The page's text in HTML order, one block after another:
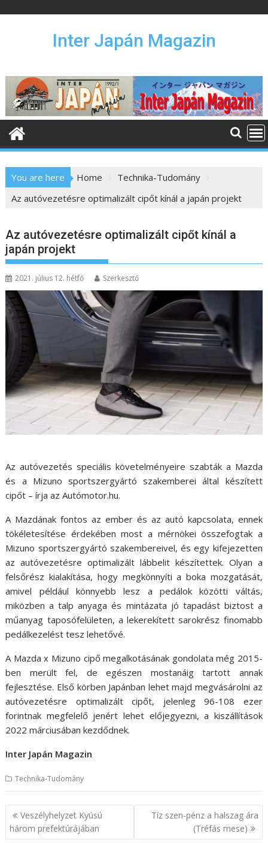
n
e
Inter Japán Magazin
You are here Home
Technika-Tudomány
Az autóvezetésre optimalizált cipőt kínál a japán projekt
Az autóvezetésre optimalizált cipőt kínál a
japán projekt
2021. július 12. hétfő Szerkesztő
Az autóvezetés speciális követelményeire szabták a Mazda
és a Mizuno sportszergyártó szakemberei által készített
cipőt – írja az Autómotor.hu.
A Mazdának fontos az ember és az autó kapcsolata, ennek
tökéletesítése érdekében most a mérnökei összefogtak a
Mizuno sportszergyártó szakembereivel, és egy kifejezetten
az autóvezetésre optimalizált lábbelit készítettek. Olyan a
felsőrész kialakítása, hogy megkönnyíti a boka mozgatását,
amivel például könnyebb lesz a pedálok közötti váltás,
miközben a talp anyaga és mintázata jó tapadást biztost a
műanyag taposófelületen, a lekerekített sarokrész finomabb
pedálkezelést tesz lehetővé.
A Mazda x Mizuno cipő megalkotásának gondolata még 2015-
ben merült fel, de egészen mostanáig tartott annak
fejlesztése. Első körben Japánban lehet majd megvásárolni az
autóvezetésre optimalizált cipőt, jelenleg 96-108 ezer
forintnak megfelelő jenért lehet előjegyezni, a kiszállítások
2022 márciusában kezdődnek.
Inter Japán Magazin
Technika-Tudomány
B
e
Veszélyhelyzet Kyúsú
három prefektúrájában
Tíz szen-pénz a halszag ára
(Tréfás mese)